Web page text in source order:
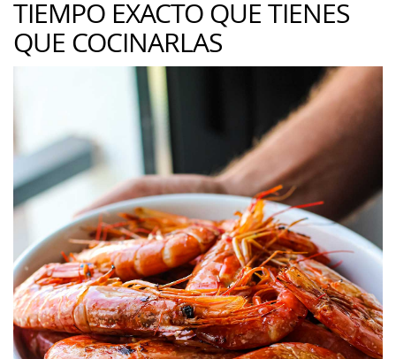
TIEMPO EXACTO QUE TIENES
QUE COCINARLAS